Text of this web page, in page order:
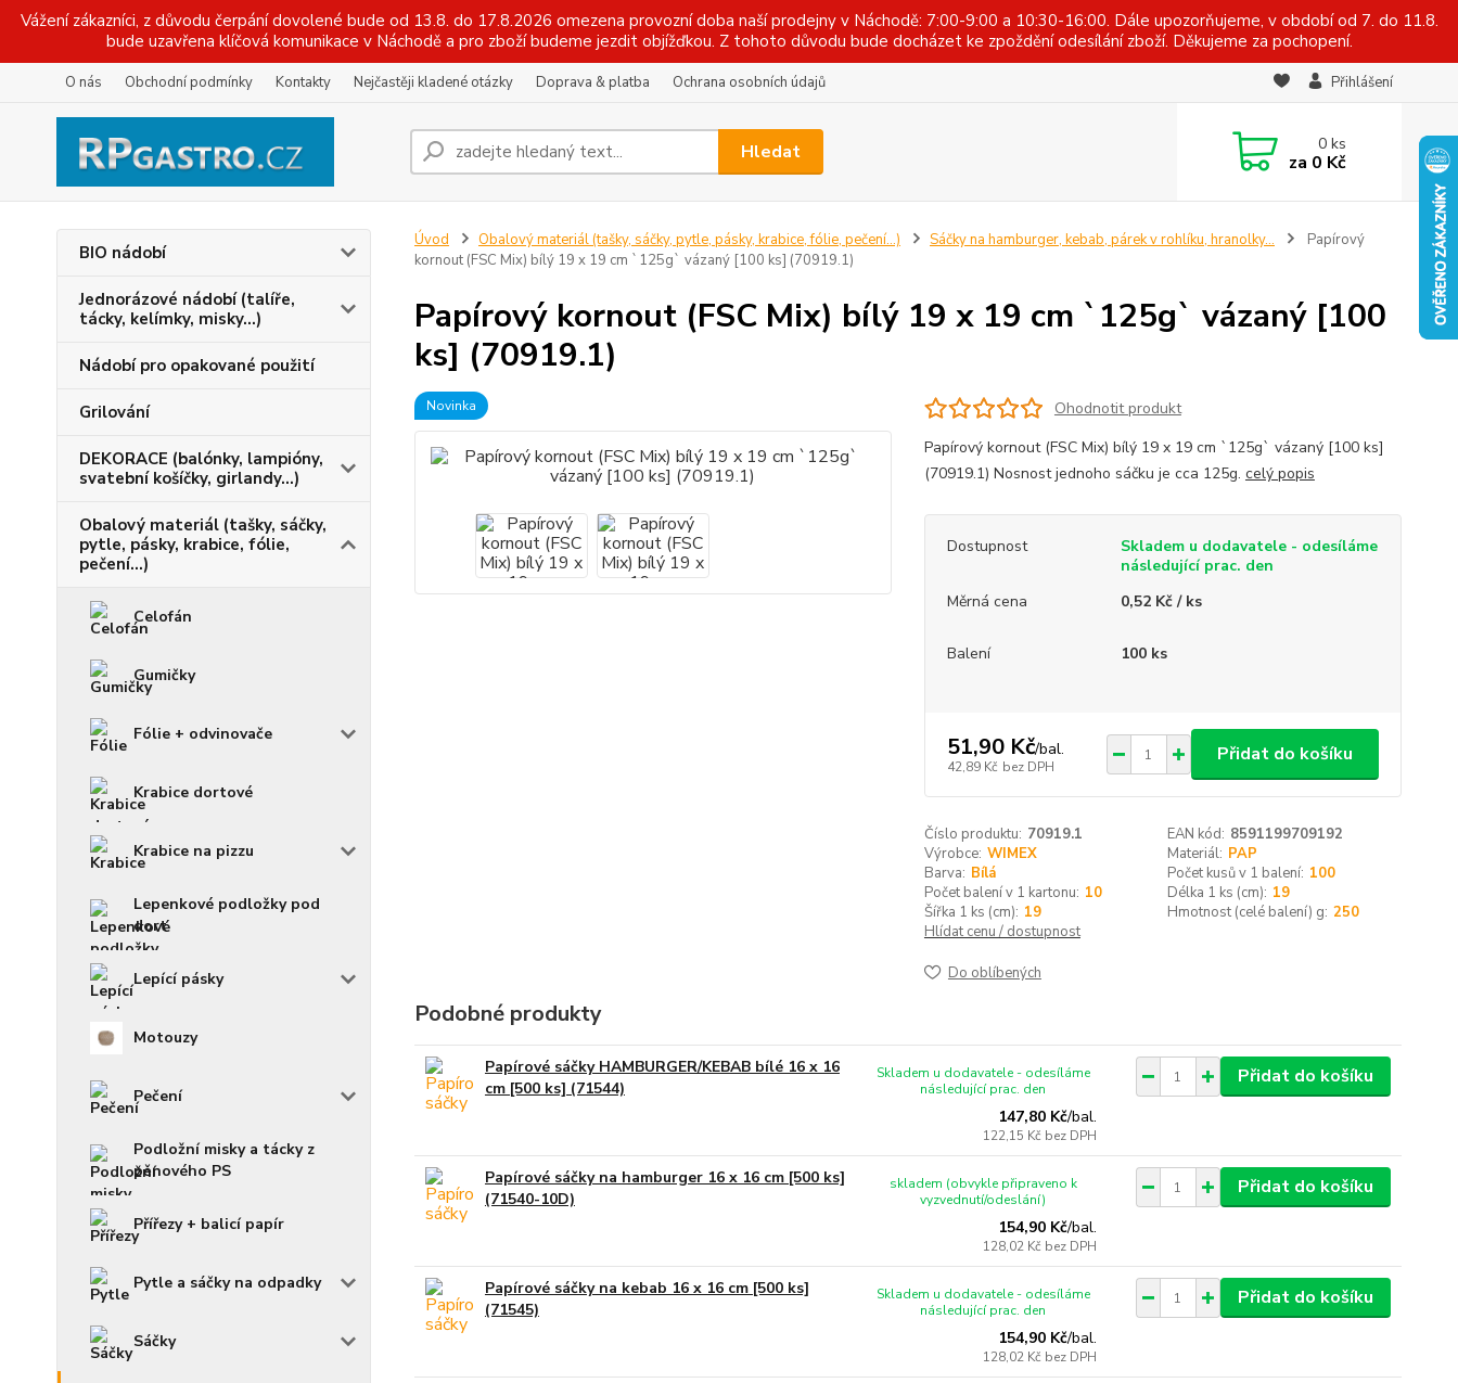
Vážení zákazníci, z důvodu čerpání dovolené bude od 13.8. do 17.8.2026 omezena provozní doba naší prodejny v Náchodě: 7:00-9:00 a 10:30-16:00. Dále upozorňujeme, v období od 7. do 11.8.
bude uzavřena klíčová komunikace v Náchodě a pro zboží budeme jezdit objížďkou. Z tohoto důvodu bude docházet ke zpoždění odesílání zboží. Děkujeme za pochopení.
O nás Obchodní podmínky Kontakty Nejčastěji kladené otázky Doprava & platba Ochrana osobních údajů Přihlášení
Hledat 0ks
za 0 Kč
BIO nádobí
Jednorázové nádobí (talíře,
tácky, kelímky, misky...)
Nádobí pro opakované použití
Grilování
DEKORACE (balónky, lampióny,
svatební košíčky, girlandy...)
Obalový materiál (tašky, sáčky,
pytle, pásky, krabice, fólie,
pečení...)
Celofán
Gumičky
Fólie + odvinovače
Krabice dortové
Krabice na pizzu
Lepenkové podložky pod
dort
Lepící pásky
Motouzy
Pečení
Podložní misky a tácky z
pěnového PS
Přířezy + balicí papír
Pytle a sáčky na odpadky
Sáčky
Úvod Obalový materiál (tašky, sáčky, pytle, pásky, krabice, fólie, pečení...) Sáčky na hamburger, kebab, párek v rohlíku, hranolky...
Papírový
kornout (FSC Mix) bílý 19 x 19 cm `125g` vázaný [100 ks] (70919.1)
Papírový kornout (FSC Mix) bílý 19 x 19 cm `125g` vázaný [100
ks] (70919.1)
Novinka
Ohodnotit produkt
Papírový kornout (FSC Mix) bílý 19 x 19 cm `125g` vázaný [100 ks]
(70919.1) Nosnost jednoho sáčku je cca 125g. celý popis
Dostupnost
Skladem u dodavatele - odesíláme
následující prac. den
Měrná cena
0,52 Kč / ks
Balení 100 ks
51,90 Kč/bal.
42,89 Kč bez DPH
Přidat do košíku
Číslo produktu: 70919.1 EAN kód: 8591199709192
Výrobce: WIMEX Materiál: PAP
Barva: Bílá Počet kusů v 1 balení: 100
Počet balení v 1 kartonu: 10 Délka 1 ks (cm): 19
Šířka 1 ks (cm): 19 Hmotnost (celé balení) g: 250
Hlídat cenu / dostupnost
Do oblíbených
Podobné produkty
Papírové sáčky HAMBURGER/KEBAB bílé 16 x 16
cm [500 ks] (71544)
147,80 Kč/bal.
122,15 Kč bez DPH
Skladem u dodavatele - odesíláme
následující prac. den
Přidat do košíku
Papírové sáčky na hamburger 16 x 16 cm [500 ks]
(71540-10D)
154,90 Kč/bal.
128,02 Kč bez DPH
skladem (obvykle připraveno k
vyzvednutí/odeslání)
Přidat do košíku
Papírové sáčky na kebab 16 x 16 cm [500 ks]
(71545)
154,90 Kč/bal.
128,02 Kč bez DPH
Skladem u dodavatele - odesíláme
následující prac. den
Přidat do košíku